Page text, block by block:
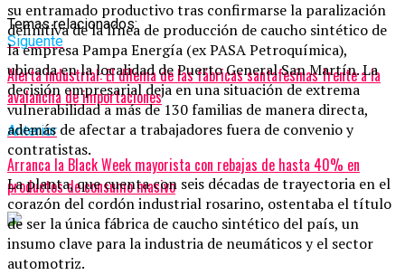
Temas relacionados:
Siguente
Alerta industrial: El dilema de las fábricas santafesinas frente a la
avalancha de importaciones
Anterior
Arranca la Black Week mayorista con rebajas de hasta 40% en
productos de consumo masivo
su entramado productivo tras confirmarse la paralización
definitiva de la línea de producción de caucho sintético de
la empresa Pampa Energía (ex PASA Petroquímica),
ubicada en la localidad de Puerto General San Martín. La
decisión empresarial deja en una situación de extrema
vulnerabilidad a más de 130 familias de manera directa,
además de afectar a trabajadores fuera de convenio y
contratistas.
La planta, que cuenta con seis décadas de trayectoria en el
corazón del cordón industrial rosarino, ostentaba el título
de ser la única fábrica de caucho sintético del país, un
insumo clave para la industria de neumáticos y el sector
automotriz.